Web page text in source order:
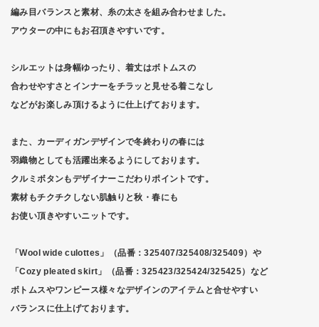
編み目バランスと素材、糸の太さを組み合わせました。
アウターの中にもお召頂きやすいです。
シルエットは身幅ゆったり、着丈はボトムスの
合わせやすさとインナーをチラッと見せる着こなし
などがお楽しみ頂けるように仕上げております。
また、カーディガンデザインで冬終わりの春には
羽織物としても活躍出来るようにしております。
クルミボタンもデザイナーこだわりポイントです。
素材もチクチクしない肌触りと秋・春にも
お使い頂きやすいニットです。
「Wool wide culottes」（品番：325407/325408/325409）や
「Cozy pleated skirt」（品番：325423/325424/325425）など
ボトムスやワンピース様々なデザインのアイテムと合せやすい
バランスに仕上げております。